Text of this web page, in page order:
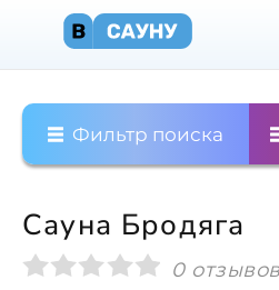
Фильтр поиска
Сауна Бродяга
0